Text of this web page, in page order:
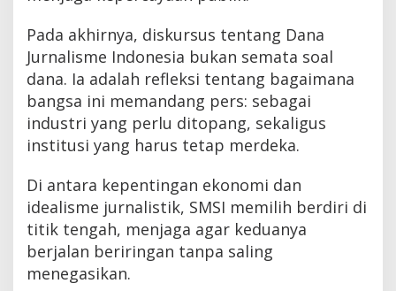
Pada akhirnya, diskursus tentang Dana
Jurnalisme Indonesia bukan semata soal
dana. Ia adalah refleksi tentang bagaimana
bangsa ini memandang pers: sebagai
industri yang perlu ditopang, sekaligus
institusi yang harus tetap merdeka.
Di antara kepentingan ekonomi dan
idealisme jurnalistik, SMSI memilih berdiri di
titik tengah, menjaga agar keduanya
berjalan beriringan tanpa saling
menegasikan.